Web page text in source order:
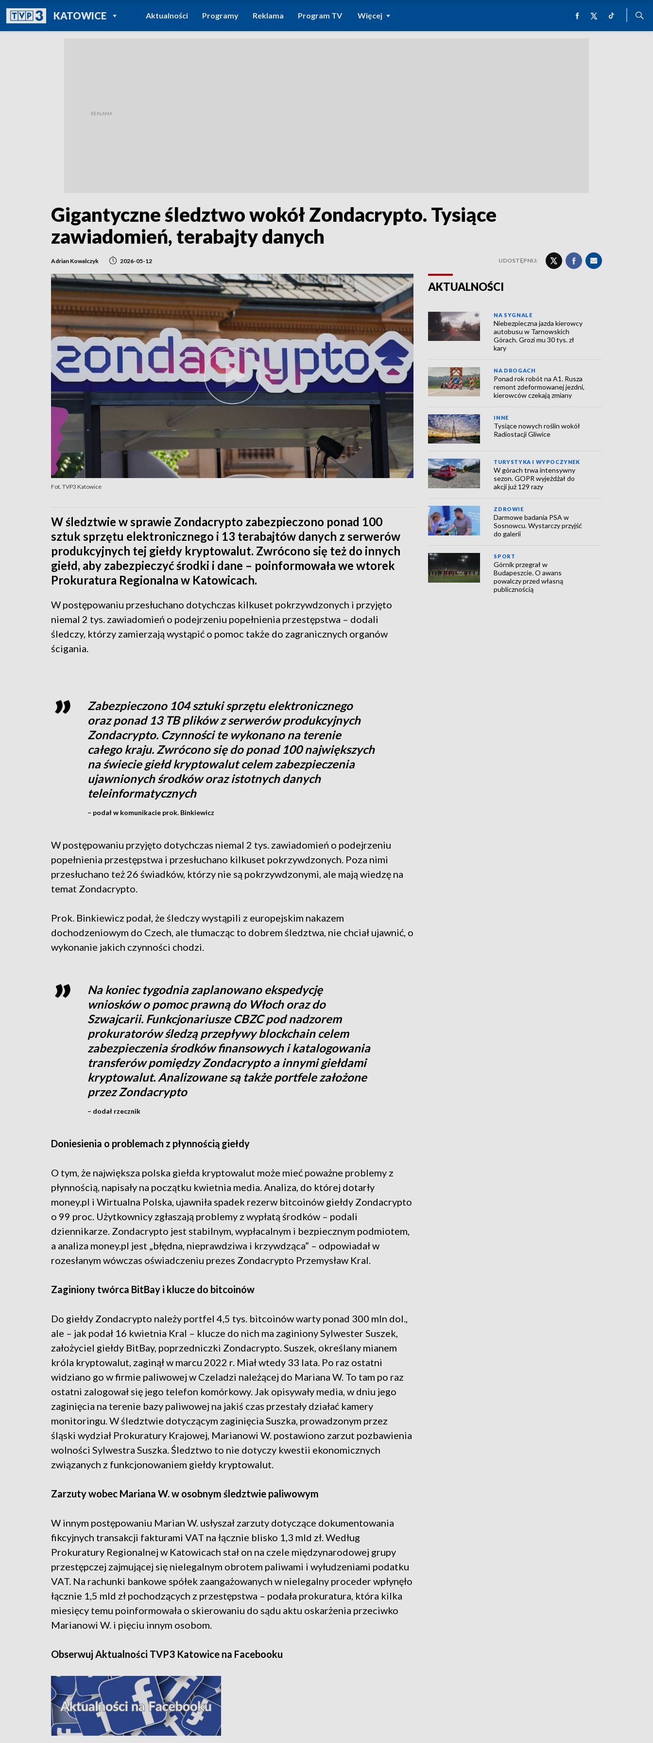
KATOWICEPOWRÓT DO
TVP REGIONY
Aktualności Programy Reklama Program TV Więcej
Gigantyczne śledztwo wokół Zondacrypto. Tysiące
zawiadomień, terabajty danych
Adrian Kowalczyk 2026-05-12 UDOSTĘPNIJ:
Fot. TVP3 Katowice
W śledztwie w sprawie Zondacrypto zabezpieczono ponad 100
sztuk sprzętu elektronicznego i 13 terabajtów danych z serwerów
produkcyjnych tej giełdy kryptowalut. Zwrócono się też do innych
giełd, aby zabezpieczyć środki i dane – poinformowała we wtorek
Prokuratura Regionalna w Katowicach.
W postępowaniu przesłuchano dotychczas kilkuset pokrzywdzonych i przyjęto
niemal 2 tys. zawiadomień o podejrzeniu popełnienia przestępstwa – dodali
śledczy, którzy zamierzają wystąpić o pomoc także do zagranicznych organów
ścigania.
Zabezpieczono 104 sztuki sprzętu elektronicznego
oraz ponad 13 TB plików z serwerów produkcyjnych
Zondacrypto. Czynności te wykonano na terenie
całego kraju. Zwrócono się do ponad 100 największych
na świecie giełd kryptowalut celem zabezpieczenia
ujawnionych środków oraz istotnych danych
teleinformatycznych
– podał w komunikacie prok. Binkiewicz
W postępowaniu przyjęto dotychczas niemal 2 tys. zawiadomień o podejrzeniu
popełnienia przestępstwa i przesłuchano kilkuset pokrzywdzonych. Poza nimi
przesłuchano też 26 świadków, którzy nie są pokrzywdzonymi, ale mają wiedzę na
temat Zondacrypto.
Prok. Binkiewicz podał, że śledczy wystąpili z europejskim nakazem
dochodzeniowym do Czech, ale tłumacząc to dobrem śledztwa, nie chciał ujawnić, o
wykonanie jakich czynności chodzi.
Na koniec tygodnia zaplanowano ekspedycję
wniosków o pomoc prawną do Włoch oraz do
Szwajcarii. Funkcjonariusze CBZC pod nadzorem
prokuratorów śledzą przepływy blockchain celem
zabezpieczenia środków finansowych i katalogowania
transferów pomiędzy Zondacrypto a innymi giełdami
kryptowalut. Analizowane są także portfele założone
przez Zondacrypto
– dodał rzecznik
Doniesienia o problemach z płynnością giełdy
O tym, że największa polska giełda kryptowalut może mieć poważne problemy z
płynnością, napisały na początku kwietnia media. Analiza, do której dotarły
money.pl i Wirtualna Polska, ujawniła spadek rezerw bitcoinów giełdy Zondacrypto
o 99 proc. Użytkownicy zgłaszają problemy z wypłatą środków – podali
dziennikarze. Zondacrypto jest stabilnym, wypłacalnym i bezpiecznym podmiotem,
a analiza money.pl jest „błędna, nieprawdziwa i krzywdząca” – odpowiadał w
rozesłanym wówczas oświadczeniu prezes Zondacrypto Przemysław Kral.
Zaginiony twórca BitBay i klucze do bitcoinów
Do giełdy Zondacrypto należy portfel 4,5 tys. bitcoinów warty ponad 300 mln dol.,
ale – jak podał 16 kwietnia Kral – klucze do nich ma zaginiony Sylwester Suszek,
założyciel giełdy BitBay, poprzedniczki Zondacrypto. Suszek, określany mianem
króla kryptowalut, zaginął w marcu 2022 r. Miał wtedy 33 lata. Po raz ostatni
widziano go w firmie paliwowej w Czeladzi należącej do Mariana W. To tam po raz
ostatni zalogował się jego telefon komórkowy. Jak opisywały media, w dniu jego
zaginięcia na terenie bazy paliwowej na jakiś czas przestały działać kamery
monitoringu. W śledztwie dotyczącym zaginięcia Suszka, prowadzonym przez
śląski wydział Prokuratury Krajowej, Marianowi W. postawiono zarzut pozbawienia
wolności Sylwestra Suszka. Śledztwo to nie dotyczy kwestii ekonomicznych
związanych z funkcjonowaniem giełdy kryptowalut.
Zarzuty wobec Mariana W. w osobnym śledztwie paliwowym
W innym postępowaniu Marian W. usłyszał zarzuty dotyczące dokumentowania
fikcyjnych transakcji fakturami VAT na łącznie blisko 1,3 mld zł. Według
Prokuratury Regionalnej w Katowicach stał on na czele międzynarodowej grupy
przestępczej zajmującej się nielegalnym obrotem paliwami i wyłudzeniami podatku
VAT. Na rachunki bankowe spółek zaangażowanych w nielegalny proceder wpłynęło
łącznie 1,5 mld zł pochodzących z przestępstwa – podała prokuratura, która kilka
miesięcy temu poinformowała o skierowaniu do sądu aktu oskarżenia przeciwko
Marianowi W. i pięciu innym osobom.
Obserwuj Aktualności TVP3 Katowice na Facebooku
AKTUALNOŚCI
NA SYGNALE
Niebezpieczna jazda kierowcy
autobusu w Tarnowskich
Górach. Grozi mu 30 tys. zł
kary
NA DROGACH
Ponad rok robót na A1. Rusza
remont zdeformowanej jezdni,
kierowców czekają zmiany
INNE
Tysiące nowych roślin wokół
Radiostacji Gliwice
TURYSTYKA I WYPOCZYNEK
W górach trwa intensywny
sezon. GOPR wyjeżdżał do
akcji już 129 razy
ZDROWIE
Darmowe badania PSA w
Sosnowcu. Wystarczy przyjść
do galerii
SPORT
Górnik przegrał w
Budapeszcie. O awans
powalczy przed własną
publicznością